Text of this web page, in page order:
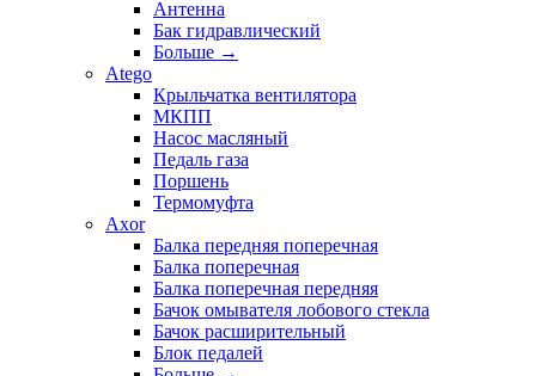
Антенна
Бак гидравлический
Больше →
Atego
Крыльчатка вентилятора
МКПП
Насос масляный
Педаль газа
Поршень
Термомуфта
Axor
Балка передняя поперечная
Балка поперечная
Балка поперечная передняя
Бачок омывателя лобового стекла
Бачок расширительный
Блок педалей